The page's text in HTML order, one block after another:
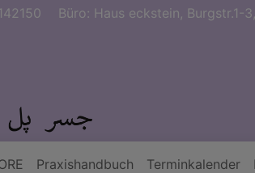
Büro: Haus eckstein, Burgstr.1-
Praxishandbuch Terminkalender